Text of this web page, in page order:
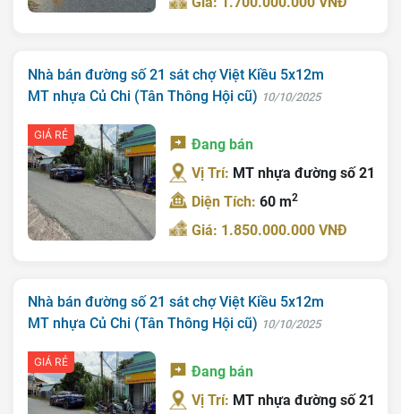
Nhà bán đường số 21 sát chợ Việt Kiều 5x12m
MT nhựa Củ Chi (Tân Thông Hội cũ) 10/10/2025
GIÁ RẺ
Đang bán
Vị Trí: MT nhựa đường số 21
Diện Tích:60 m2
Giá: 1.850.000.000 VNĐ
Nhà bán đường số 21 sát chợ Việt Kiều 5x12m
MT nhựa Củ Chi (Tân Thông Hội cũ) 10/10/2025
GIÁ RẺ
Đang bán
Vị Trí: MT nhựa đường số 21